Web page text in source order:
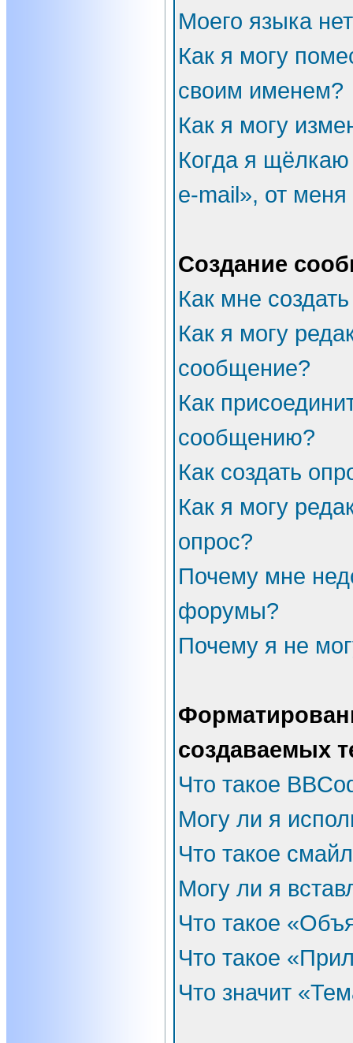
Моего языка
Как я могу
своим именем?
Как я могу
Когда я
e-mail», от
Создание
Как мне
Как я могу
сообщение?
Как
сообщению?
Как создать
Как я могу
опрос?
Почему мне
форумы?
Почему я не
создаваемых
Что такое
Могу ли я
Что такое
Могу ли я
Что такое
Что такое
Что значит